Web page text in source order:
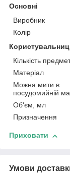
Основні
Виробник
Колір
Кількість
Матеріал
Можна мити в
посудомийній
Об'єм, мл
Призначення
Приховати
Умови